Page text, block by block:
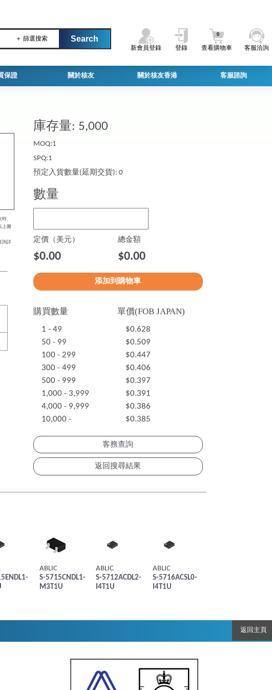
＋ 篩選搜索
新會員登錄 登錄 查看購物車
0
客服洽詢
保證 關於核友 關於核友香港 客服諮詢
、
上圖
詢詳
庫存量: 5,000
MOQ:1
SPQ:1
預定入貨數量(延期交貨): 0
數量
定價（美元） 總金額
$0.00 $0.00
購買數量 單價(FOB JAPAN)
1 - 49
$0.628
50 - 99
$0.509
100 - 299
$0.447
300 - 499
$0.406
500 - 999
$0.397
1,000 - 3,999
$0.391
4,000 - 9,999
$0.386
10,000 -
$0.385
客務查詢
ABLIC
S-5715CNDL1-
M3T1U
ABLIC
S-5712ACDL2-
I4T1U
ABLIC
S-5716ACSL0-
I4T1U
返回主頁